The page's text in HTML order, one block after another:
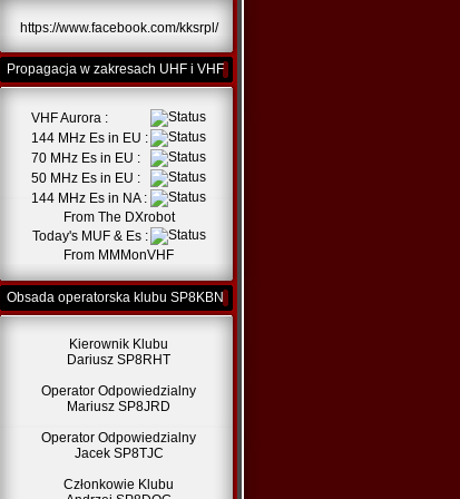
https://www.facebook.com/kksrpl/
Propagacja w zakresach UHF i VHF
VHF Aurora :
144 MHz Es in EU :
70 MHz Es in EU :
50 MHz Es in EU :
144 MHz Es in NA :
From The DXrobot
Today's MUF & Es :
From MMMonVHF
Obsada operatorska klubu SP8KBN
Kierownik Klubu
Dariusz SP8RHT
Operator Odpowiedzialny
Mariusz SP8JRD
Operator Odpowiedzialny
Jacek SP8TJC
Członkowie Klubu